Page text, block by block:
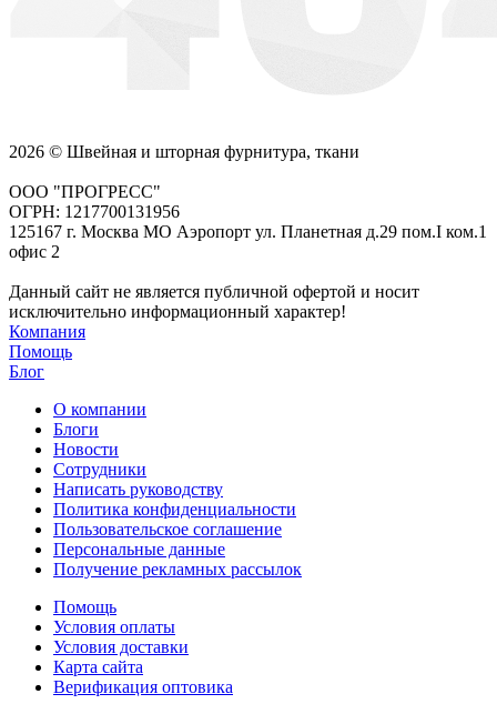
2026 © Швейная и шторная фурнитура, ткани
ООО "ПРОГРЕСС"
ОГРН: 1217700131956
125167 г. Москва МО Аэропорт ул. Планетная д.29 пом.I ком.1
офис 2
Данный сайт не является публичной офертой и носит
исключительно информационный характер!
Компания
Помощь
Блог
О компании
Блоги
Новости
Сотрудники
Написать руководству
Политика конфиденциальности
Пользовательское соглашение
Персональные данные
Получение рекламных рассылок
Помощь
Условия оплаты
Условия доставки
Карта сайта
Верификация оптовика